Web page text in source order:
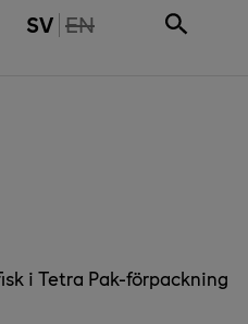
SV THE PAGE IS NOT
EN
i Tetra Pak-förpackning